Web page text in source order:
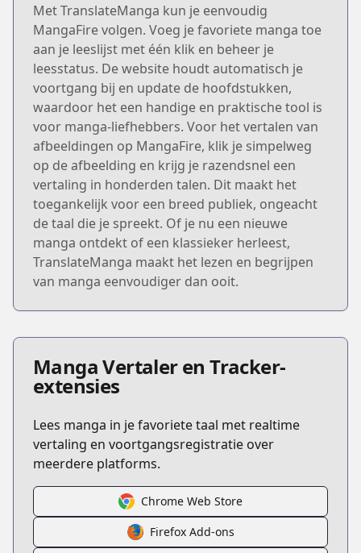
Met TranslateManga kun je eenvoudig
MangaFire volgen. Voeg je favoriete manga toe
aan je leeslijst met één klik en beheer je
leesstatus. De website houdt automatisch je
voortgang bij en update de hoofdstukken,
waardoor het een handige en praktische tool is
voor manga-liefhebbers. Voor het vertalen van
afbeeldingen op MangaFire, klik je simpelweg
op de afbeelding en krijg je razendsnel een
vertaling in honderden talen. Dit maakt het
toegankelijk voor een breed publiek, ongeacht
de taal die je spreekt. Of je nu een nieuwe
manga ontdekt of een klassieker herleest,
TranslateManga maakt het lezen en begrijpen
van manga eenvoudiger dan ooit.
Manga Vertaler en Tracker-
extensies
Lees manga in je favoriete taal met realtime
vertaling en voortgangsregistratie over
meerdere platforms.
Chrome Web Store
Firefox Add-ons